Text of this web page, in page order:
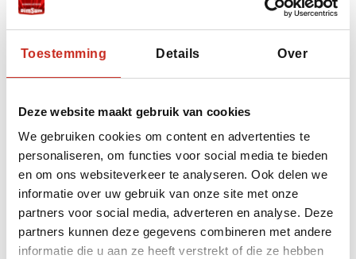
Toestemming Details Over
Deze website maakt gebruik van cookies
We gebruiken cookies om content en advertenties te
personaliseren, om functies voor social media te bieden
en om ons websiteverkeer te analyseren. Ook delen we
informatie over uw gebruik van onze site met onze
partners voor social media, adverteren en analyse. Deze
partners kunnen deze gegevens combineren met andere
informatie die u aan ze heeft verstrekt of die ze hebben
is dit gebied nog relatief onbekend en
daardoor heerlijk authentiek. De sfeer is er
ontspannen en de omgeving bestaat uit
imposante kalksteenrotsen en uitgestrekte
te komen.
In dit landschap vol verschillende
karstformaties en rijstvelden kun je mooie fiets-
en wandeltochten maken.
Met een klein houten bootje vaar je naar de
accommodatie over de rustige Pute-rivier. De
tocht brengt je door een prachtig groen